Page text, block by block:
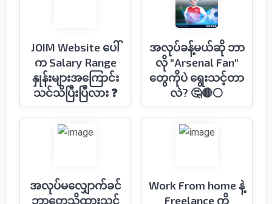
JOIM Website ပေါ်
က Salary Range
နှုန်းများအကြောင်း
သင်သိပြီးပြီလား ❓
အလုပ်ခန့်မယ်ဆို ဘာ
လို "Arsenal Fan"
တွေကိုပဲ ရွေးသင့်တာ
လဲ? 🤔🔴⚪️
အလုပ်မလျှောက်ခင်
ဘာတွေသိထားသင့်
Work From home နဲ့
Freelance ကို